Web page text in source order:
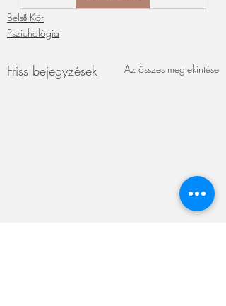
Belső Kör
Pszichológia
Friss bejegyzések Az összes megtekintése